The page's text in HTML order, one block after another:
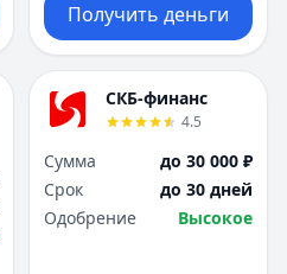
Получить деньги
СКБ-финанс
4.5
Сумма
до 30 000 ₽
Срок
до 30 дней
Одобрение
Высокое